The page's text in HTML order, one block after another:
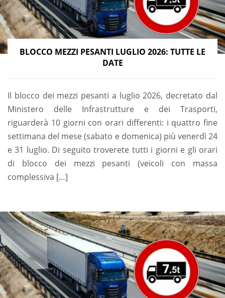
BLOCCO MEZZI PESANTI LUGLIO 2026: TUTTE LE
DATE
Il blocco dei mezzi pesanti a luglio 2026, decretato dal
Ministero delle Infrastrutture e dei Trasporti,
riguarderà 10 giorni con orari differenti: i quattro fine
settimana del mese (sabato e domenica) più venerdì 24
e 31 luglio. Di seguito troverete tutti i giorni e gli orari
di blocco dei mezzi pesanti (veicoli con massa
complessiva […]